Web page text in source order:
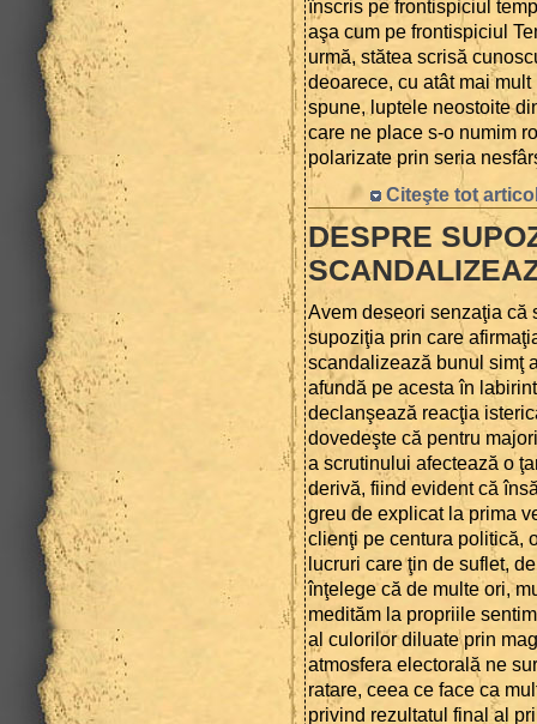
înscris pe frontispiciul
aşa cum pe frontispiciul
urmă, stătea scrisă
deoarece, cu atât mai
spune, luptele neostoite
care ne place s-o numim
polarizate prin seria
Citeşte tot
DESPRE
Avem deseori senzaţia că
supoziţia prin care
scandalizează bunul simţ
afundă pe acesta în
declanşează reacţia
dovedeşte că pentru
a scrutinului afectează o
derivă, fiind evident că
greu de explicat la prima
clienţi pe centura politică,
lucruri care ţin de suflet,
înţelege că de multe ori,
medităm la propriile
al culorilor diluate prin
atmosfera electorală ne
ratare, ceea ce face ca
privind rezultatul final al